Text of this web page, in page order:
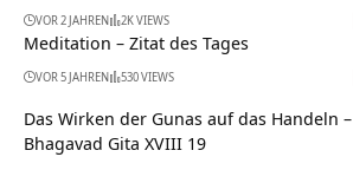
VOR 2 JAHREN 2K VIEWS
Meditation – Zitat des Tages
VOR 5 JAHREN 530 VIEWS
Das Wirken der Gunas auf das Handeln –
Bhagavad Gita XVIII 19